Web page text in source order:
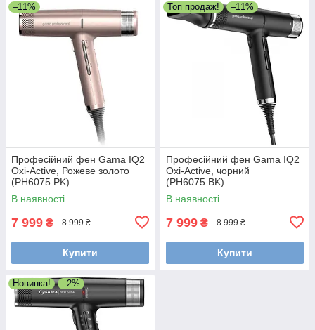
–11%
Професійний фен Gama IQ2
Oxi-Active, Рожеве золото
(PH6075.PK)
В наявності
7 999 ₴ 8 999 ₴
Купити
Топ продаж! –11%
Професійний фен Gama IQ2
Oxi-Active, чорний
(PH6075.BK)
В наявності
7 999 ₴ 8 999 ₴
Купити
Новинка! –2%